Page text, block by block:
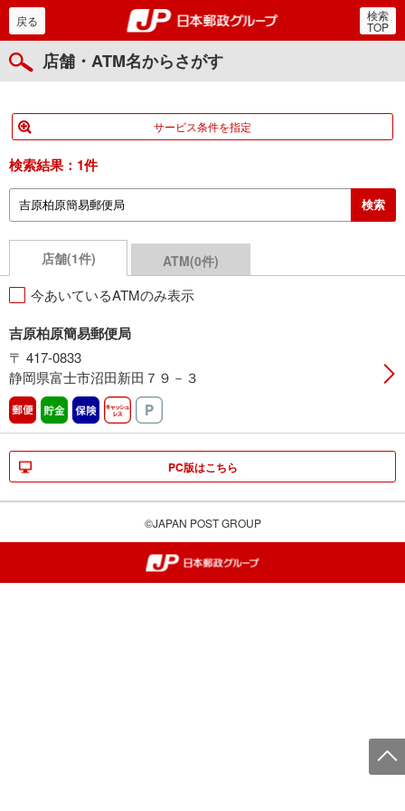
郵便局・日本郵政グルー
戻る 検索
TOP
店舗・ATM名からさがす
サービス条件を指定
検索結果： 1件
店舗(1件) ATM(0件)
今あいているATMのみ表示
吉原柏原簡易郵便局
〒 417-0833
静岡県富士市沼田新田７９－３
郵便 貯金 保険 キャッシュレス
PC版はこちら
©JAPAN POST GROUP